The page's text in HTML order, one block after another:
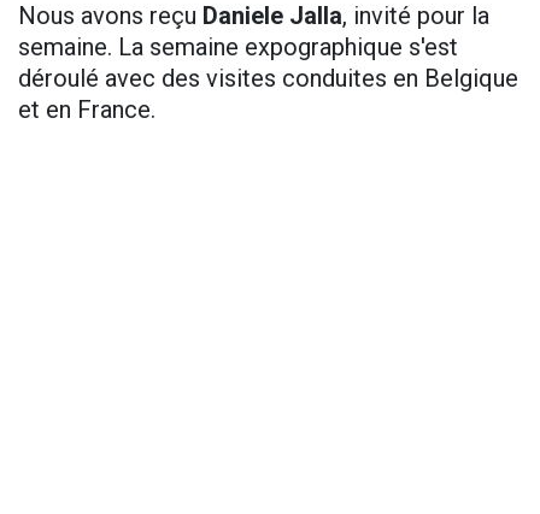
Nous avons reçu Daniele Jalla, invité pour la
semaine. La semaine expographique s'est
déroulé avec des visites conduites en Belgique
et en France.